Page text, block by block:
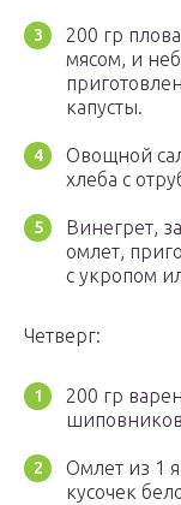
200 гр
мясом, и
капусты.
Овощной
хлеба с
Винегрет,
омлет,
с укропом
Четверг:
200 гр
Омлет из 1
кусочек